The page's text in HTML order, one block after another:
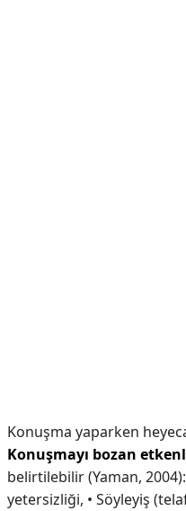
Konuşma yaparken
Konuşmayı bozan
belirtilebilir (Yaman,
yetersizliği, • Söyleyiş